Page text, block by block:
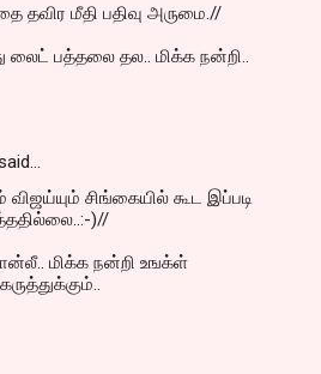
தவிர மீதி பதிவு அருமை.//
பத்தலை தல.. மிக்க நன்றி..
சிங்கையில் கூட இப்படி
)//
மிக்க நன்றி உஙக்ள்